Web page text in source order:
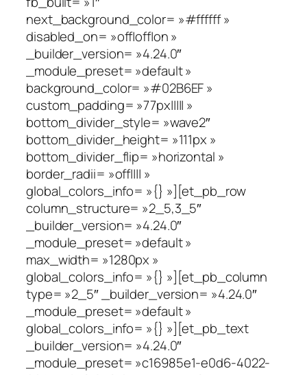
next_background_color= »#ffffff »
disabled_on= »off|off|on »
_builder_version= »4.24.0″
_module_preset= »default »
background_color= »#02B6EF »
custom_padding= »77px||||| »
bottom_divider_style= »wave2″
bottom_divider_height= »111px »
bottom_divider_flip= »horizontal »
border_radii= »off|||| »
global_colors_info= »{} »][et_pb_row
column_structure= »2_5,3_5″
_builder_version= »4.24.0″
_module_preset= »default »
max_width= »1280px »
global_colors_info= »{} »][et_pb_column
type= »2_5″ _builder_version= »4.24.0″
_module_preset= »default »
global_colors_info= »{} »][et_pb_text
_builder_version= »4.24.0″
_module_preset= »c16985e1-e0d6-4022-